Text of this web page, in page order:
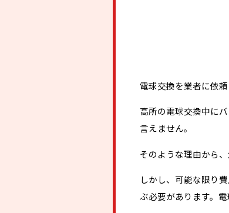
電球交換を業者に依
高所の電球交換中に
言えません。
そのような理由から、
しかし、可能な限り
ぶ必要があります。